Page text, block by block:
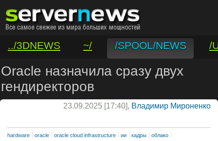
../3DNEWS ~/ /SPOOL/NEWS
/
/VAR/CONTACT
Oracle назначила сразу двух
гендиректоров
23.09.2025 [17:40], Владимир Мироненко
hardware oracle oracle cloud infrastructure ии кадры облако